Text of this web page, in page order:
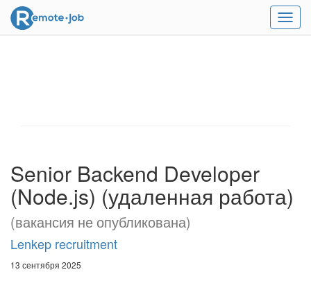
Меню
Senior Backend Developer
(Node.js) (удаленная работа)
(вакансия не опубликована)
Lenkep recruitment
13 сентября 2025